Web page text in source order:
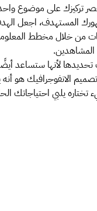
تركيزك على موضوع
المستهدف، اجعل
من خلال مخطط
المشاهدين.
لأنها ستساعد
الانفوجرافيك هو
يلبي احتياجاتك